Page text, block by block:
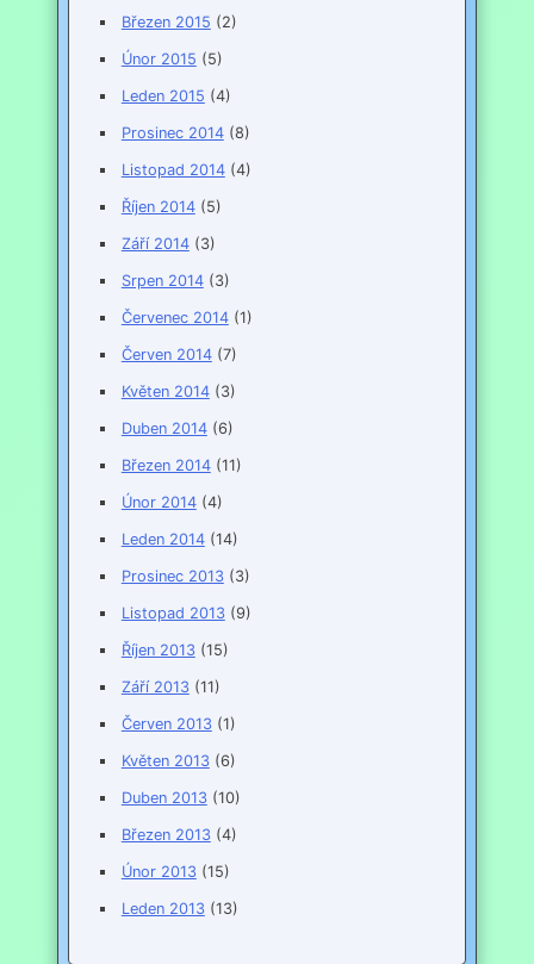
Březen 2015 (2)
Únor 2015 (5)
Leden 2015 (4)
Prosinec 2014(8)
Listopad 2014(4)
Říjen 2014(5)
Září 2014(3)
Srpen 2014(3)
Červenec 2014(1)
Červen 2014(7)
Květen 2014(3)
Duben 2014(6)
Březen 2014(11)
Únor 2014(4)
Leden 2014(14)
Prosinec 2013(3)
Listopad 2013(9)
Říjen 2013(15)
Září 2013(11)
Červen 2013(1)
Květen 2013(6)
Duben 2013(10)
Březen 2013(4)
Únor 2013(15)
Leden 2013(13)